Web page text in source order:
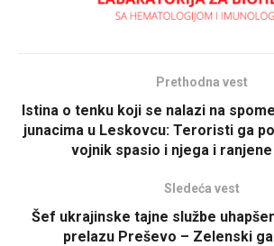
Prethodna vest
Istina o tenku koji se nalazi na
junacima u Leskovcu: Teroristi ga
vojnik spasio i njega i
Sledeća vest
Šef ukrajinske tajne službe
prelazu Preševo – Zelenski